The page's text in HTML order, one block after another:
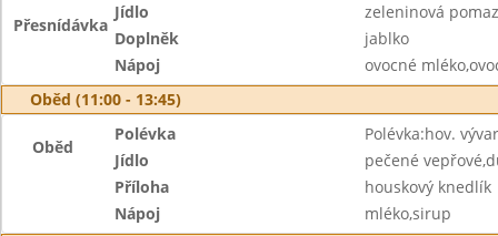
Přesnídávka
Jídlo
zeleninová
Doplněk
jablko
Nápoj
ovocné
Oběd (11:00 - 13:45)
Oběd
Polévka
Polévka:hov.
Jídlo
pečené
Příloha
houskový knedlík
Nápoj
mléko,sirup